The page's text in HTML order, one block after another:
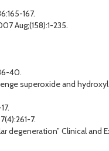
167.
Aug;(158):1-235.
40.
superoxide and
7.
Clinical and